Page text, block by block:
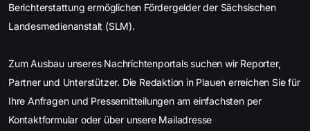
Berichterstattung ermöglichen Fördergelder der Sächsischen
Landesmedienanstalt (SLM).
Zum Ausbau unseres Nachrichtenportals suchen wir Reporter,
Partner und Unterstützer. Die Redaktion in Plauen erreichen Sie für
Ihre Anfragen und Pressemitteilungen am einfachsten per
Kontaktformular oder über unsere Mailadresse